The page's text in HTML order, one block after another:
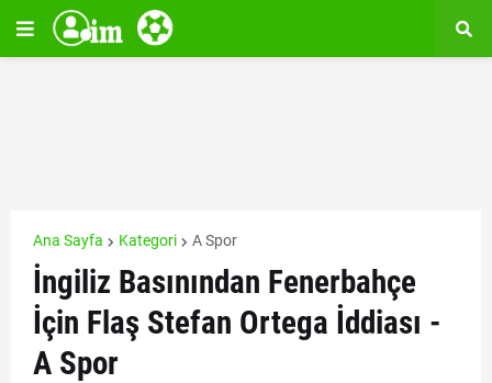
Ana Sayfa Kategori A Spor
İngiliz Basınından Fenerbahçe
İçin Flaş Stefan Ortega İddiası -
A Spor